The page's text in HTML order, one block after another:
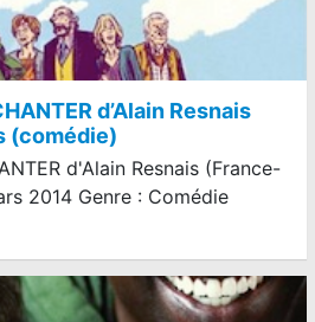
d’Alain Resnais
(comédie)
d'Alain Resnais (France-
2014 Genre : Comédie